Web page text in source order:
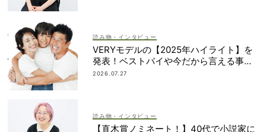
読み物・インタビュー
VERYモデルの【2025年ハイライト】を
発表！ベストバイや今だから言える事件
簿も大公開
2026.07.27
読み物・インタビュー
【直木賞ノミネート！】40代で小説家に